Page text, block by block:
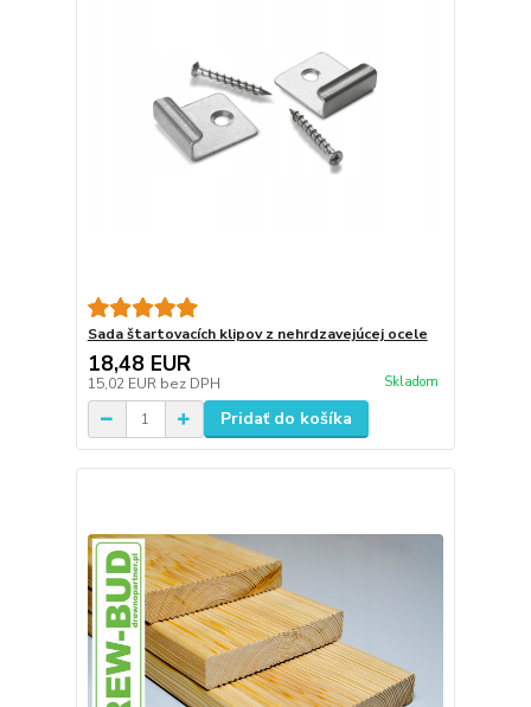
Sada štartovacích klipov z nehrdzavejúcej ocele
18,48 EUR
15,02 EUR bez DPH Skladom
Pridať do košíka